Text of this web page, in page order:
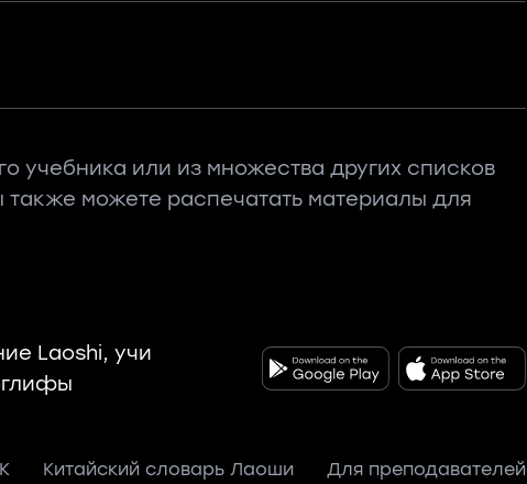
учебника или из множества других списков
можете распечатать материалы для
Laoshi, учи
Китайский словарь Лаоши Для преподавателей